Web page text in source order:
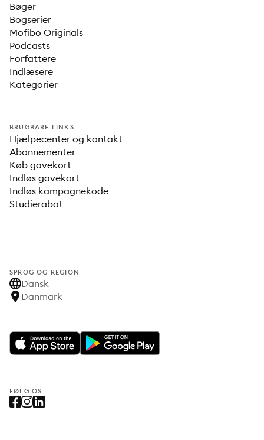
Bøger
Bogserier
Mofibo Originals
Podcasts
Forfattere
Indlæsere
Kategorier
BRUGBARE LINKS
Hjælpecenter og kontakt
Abonnementer
Køb gavekort
Indløs gavekort
Indløs kampagnekode
Studierabat
SPROG OG REGION
Dansk
Danmark
FØLG OS